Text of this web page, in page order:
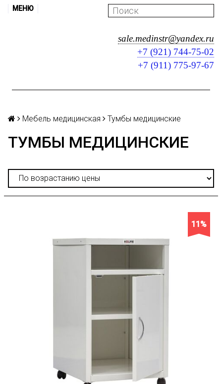
МЕНЮ
sale.medinstr@yandex.ru
+7 (921) 744-75-02
+7 (911) 775-97-67
Мебель медицинская Тумбы медицинские
ТУМБЫ МЕДИЦИНСКИЕ
11%